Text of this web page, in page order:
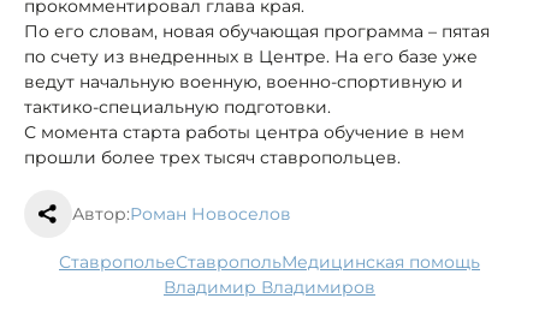
прокомментировал глава края.
По его словам, новая обучающая программа – пятая
по счету из внедренных в Центре. На его базе уже
ведут начальную военную, военно-спортивную и
тактико-специальную подготовки.
С момента старта работы центра обучение в нем
прошли более трех тысяч ставропольцев.
Автор:Роман Новоселов
Ставрополье Ставрополь
медицинская помощь
Владимир Владимиров